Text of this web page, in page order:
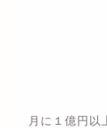
月に１億円以